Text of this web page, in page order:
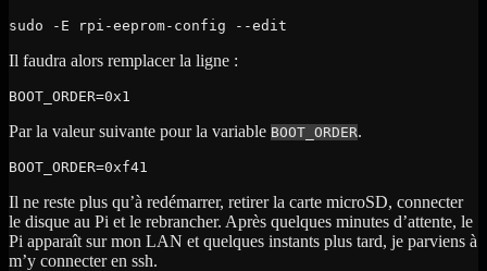
sudo -E rpi-eeprom-config --edit
Il faudra alors remplacer la ligne :
BOOT_ORDER=0x1
Par la valeur suivante pour la variable BOOT_ORDER.
BOOT_ORDER=0xf41
Il ne reste plus qu’à redémarrer, retirer la carte microSD, connecter
le disque au Pi et le rebrancher. Après quelques minutes d’attente, le
Pi apparaît sur mon LAN et quelques instants plus tard, je parviens à
m’y connecter en ssh.